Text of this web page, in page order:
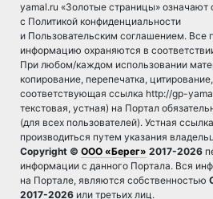
yamal.ru «Золотые страницы» означают
с Политикой конфиденциальности
и Пользовательским соглашением. Все
информацию охраняются в
При любом/каждом использовании
копирование, перепечатка,
соответствующая ссылка http://gp-
текстовая, устная) на Портал
(для всех пользователей). Устная
производиться путем указания
Copyright © ООО «Берег» 2017-2026
информации с данного Портала. Вся
на Портале, являются собственностью
2017-2026 или третьих лиц.